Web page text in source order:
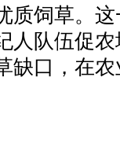
质饲草。
人队伍促
缺口，在